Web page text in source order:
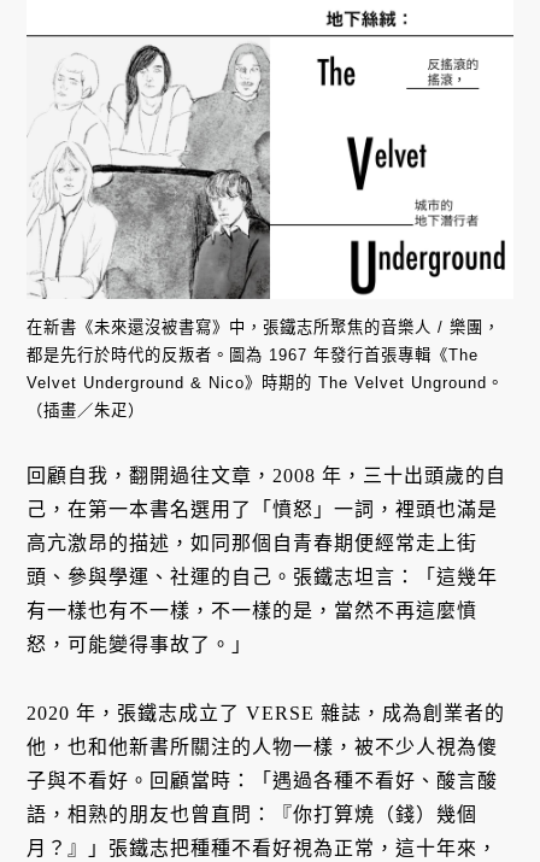
在新書《未來還沒被書寫》中，張鐵志所聚焦的音樂人 / 樂團，
都是先行於時代的反叛者。圖為 1967 年發行首張專輯《The
Velvet Underground & Nico》時期的 The Velvet Unground。
（插畫／朱疋）
回顧自我，翻開過往文章，2008 年，三十出頭歲的自
己，在第一本書名選用了「憤怒」一詞，裡頭也滿是
高亢激昂的描述，如同那個自青春期便經常走上街
頭、參與學運、社運的自己。張鐵志坦言：「這幾年
有一樣也有不一樣，不一樣的是，當然不再這麼憤
怒，可能變得事故了。」
2020 年，張鐵志成立了 VERSE 雜誌，成為創業者的
他，也和他新書所關注的人物一樣，被不少人視為傻
子與不看好。回顧當時：「遇過各種不看好、酸言酸
語，相熟的朋友也曾直問：『你打算燒（錢）幾個
月？』」張鐵志把種種不看好視為正常，這十年來，